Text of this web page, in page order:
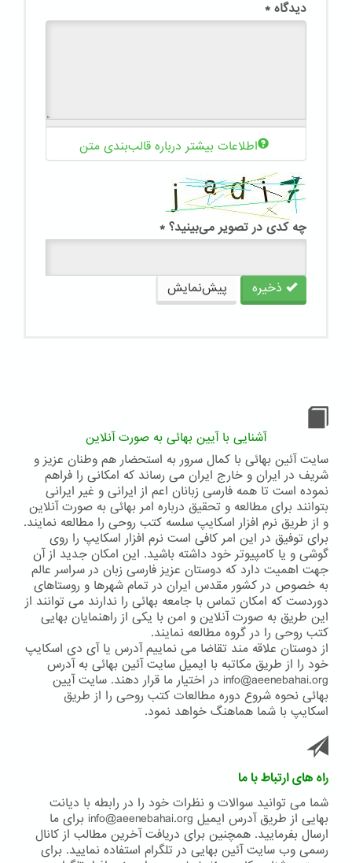
دیدگاه *
اطلاعات بیشتر درباره قالب‌بندی متن
چه کدی در تصویر می‌بینید؟ *
ذخیره پیش‌نمایش
آشنایی با آیین بهائی به صورت آنلاین
سایت آئین بهائی با کمال سرور به استحضار هم وطنان عزیز و
شریف در ایران و خارج ایران می رساند که امکانی را فراهم
نموده است تا همه فارسی زبانان اعم از ایرانی و غیر ایرانی
بتوانند برای مطالعه و تحقیق درباره امر بهائی به صورت آنلاین
و از طریق نرم افزار اسکایپ سلسه کتب روحی را مطالعه نمایند.
برای توفیق در این امر کافی است نرم افزار اسکایپ را روی
گوشی و یا کامپیوتر خود داشته باشید. این امکان جدید از آن
جهت اهمیت دارد که دوستان عزیز فارسی زبان در سراسر عالم
به خصوص در کشور مقدس ایران در تمام شهرها و روستاهای
دوردست که امکان تماس با جامعه بهائی را ندارند می توانند از
این طریق به صورت آنلاین و امن با یکی از راهنمایان بهایی
کتب روحی را در گروه مطالعه نمایند.
از دوستان علاقه مند تقاضا می نماییم آدرس یا آی دی اسکایپ
خود را از طریق مکاتبه با ایمیل سایت آئین بهائی به آدرس
info@aeenebahai.org در اختیار ما قرار دهند. سایت آیین
بهائی نحوه شروع دوره مطالعات کتب روحی را از طریق
اسکایپ با شما هماهنگ خواهد نمود.
راه های ارتباط با ما
شما می توانید سوالات و نظرات خود را در رابطه با دیانت
بهایی از طریق آدرس ایمیل info@aeenebahai.org برای ما
ارسال بفرمایید. همچنین برای دریافت آخرین مطالب از کانال
رسمی وب سایت آئین بهایی در تلگرام استفاده نمایید. برای